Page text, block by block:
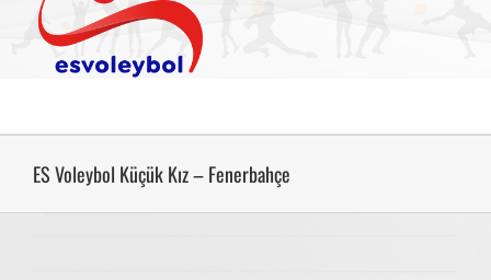
ES Voleybol Küçük Kız – Fenerbahçe